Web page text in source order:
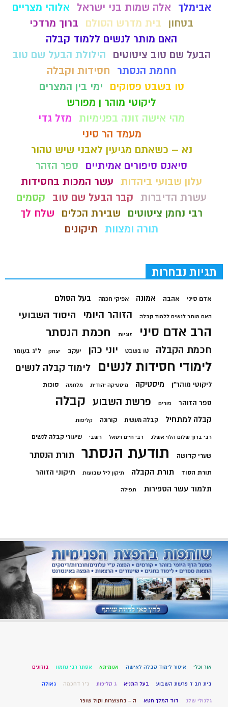
אבימלך אלה שמות בני ישראל
אלוהי מצריים
בטחון
בית מדרש הסולם
ברוך מרדכי
האם מותר לנשים ללמוד קבלה
הבעל שם טוב ציטוטים
הילולת הבעל שם טוב
חחמת הנסתר
חסידות וקבלה
טו בשבט פסוקים
ימי בין המצרים
ליקוטי מוהר ן מפורש
מהי אישה זונה בפנימיות מזל גדי
מעמד הר סיני
נא – כשאתם מגיעין לאבני שיש טהור
סיאנס סיפורים אמיתיים
ספר הזהר
עלון שבועי ביהדות עשר המכות בחסידות
עשרת הדיברות קבר הבעל שם טוב
קסמים
רבי נחמן ציטוטים
שבירת הכלים
שלח לך
תורה ומצוות תיקונים
תגיות נבחרות
אדם סיני אהבה אמונה אפיקי חכמה בעל הסולם
האם מותר לנשים ללמוד קבלה הזוהר היומי היסוד השבועי
הרב אדם סיני זוגיות חכמת הנסתר
חכמת הקבלה טו בשבט יוני כהן יעקב יצחק ל"ג בעומר
לימודי חסידות לנשים לימוד קבלה לנשים
ליקוטי מוהר"ן מיסטיקה מיסטיקה יהודית מלחמה סוכות
ספר הזוהר פורים פרשת השבוע קבלה
קבלה למתחיל קבלה מעשית קורונה קליפות
רבי ברוך שלום הלוי אשלג רבי חיים ויטאל רשבי שיעורי קבלה לנשים
שערי קדושה תודעת הנסתר תורת הנסתר
תורת הסוד תורת הקבלה תיקון ליל שבועות תיקוני הזוהר
תלמוד עשר הספירות תפילה
אור וכלי איסור לימוד קבלה לאישה אנומיתא אסתר רבי נחמון בוזונים
בית חב ד פרשת השבוע בעל התניא ג קליפות ג"ר דחכמה גאולה
גלגולי שלג דוד המלך חטא ה – בחצוצרות וקול שופר